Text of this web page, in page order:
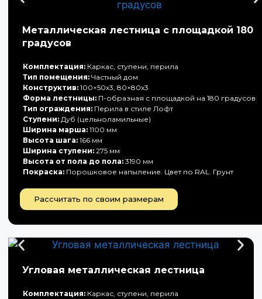
Металлическая лестница с площадкой 180
градусов
Комплектация: Каркас, ступени, перила
Тип помещения: Частный дом
Конструктив: 100×50х3, 80×80х3
Форма лестницы: П-образная с площадкой на 180 градусов
Тип ограждения: Перила в стиле Лофт
Ступени: Дуб (цельноламильные)
Ширина марша: 1100 мм
Высота шага: 166 мм
Ширина ступени: 275 мм
Высота от пола до пола: 3190 мм
Покраска: Порошковое напыление. Цвет по RAL. Грунт
Рассчитать по своим размерам
Угловая металлическая лестница
Комплектация: Каркас, ступени, перила